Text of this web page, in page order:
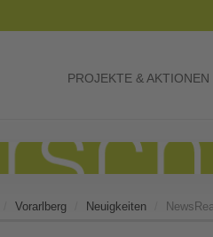
PROJEKTE & AKTIONEN
Vorarlberg Neuigkeiten